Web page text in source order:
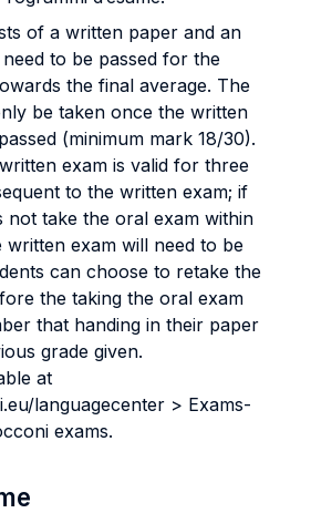
of a written paper and an
to be passed for the
the final average. The
be taken once the written
(minimum mark 18/30).
exam is valid for three
to the written exam; if
not take the oral exam within
written exam will need to be
can choose to retake the
the taking the oral exam
that handing in their paper
grade given.
at
languagecenter > Exams-
exams.